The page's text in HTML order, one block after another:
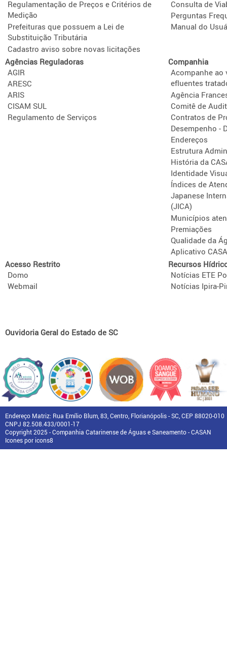
Regulamentação de Preços e Critérios de
Medição
Prefeituras que possuem a Lei de
Substituição Tributária
Cadastro aviso sobre novas licitações
Consulta de
Perguntas
Manual do
Agências Reguladoras
AGIR
ARESC
ARIS
CISAM SUL
Regulamento de Serviços
Companhia
Acompanhe ao
efluentes
Agência
Comitê de
Contratos de
Desempenho -
Endereços
Estrutura
História da
Identidade
Índices de
Japanese
(JICA)
Municípios
Premiações
Qualidade da
Aplicativo
Acesso Restrito
Domo
Webmail
Recursos
Notícias ETE
Notícias Ipira-
Ouvidoria Geral do Estado de SC
Endereço Matriz: Rua Emílio Blum, 83, Centro, Florianópolis - SC, CEP 88020-010
CNPJ 82.508.433/0001-17
Copyright 2025 - Companhia Catarinense de Águas e Saneamento - CASAN
Icones por icons8